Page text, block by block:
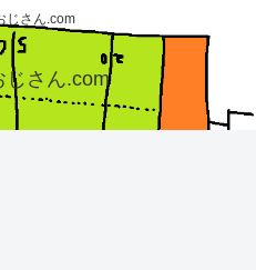
じさん.com
じさん.com